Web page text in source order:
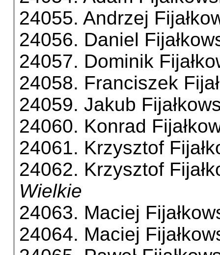
24055. Andrzej
24056. Daniel
24057. Dominik
24058. Franciszek
24059. Jakub
24060. Konrad
24061. Krzysztof
24062. Krzysztof
Wielkie
24063. Maciej
24064. Maciej